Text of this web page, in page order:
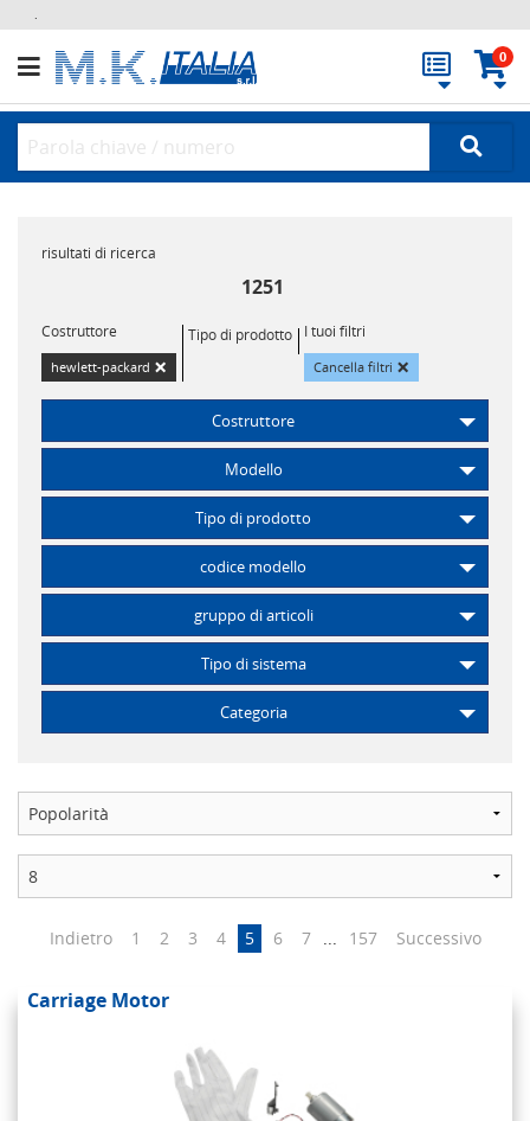
.
0
risultati di ricerca
1251
Costruttore
hewlett-packard ×
Tipo di prodotto I tuoi filtri
Cancella filtri ×
Costruttore
Modello
Tipo di prodotto
codice modello
gruppo di articoli
Tipo di sistema
Categoria
Indietro 1 2 3 4 5 6 7 ... 157 Successivo
Carriage Motor